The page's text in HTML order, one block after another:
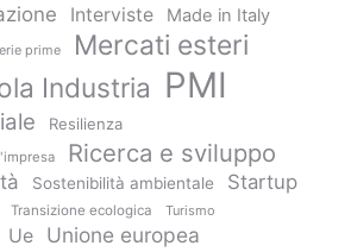
Interviste Made in Italy
prime Mercati esteri
Industria PMI
Resilienza
Ricerca e sviluppo
Sostenibilità ambientale
Startup
Transizione ecologica
Turismo
Ue Unione europea